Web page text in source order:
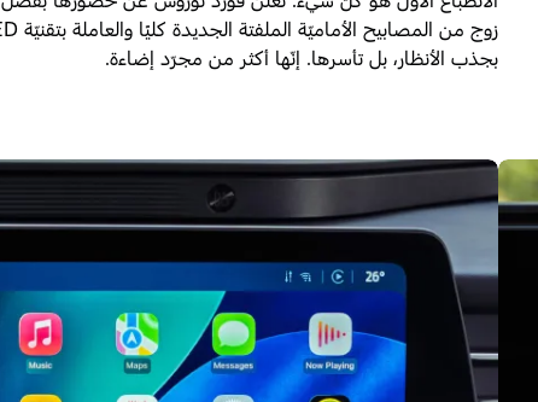
بجذب الأنظار، بل تأسرها. إنّها أكثر من مجرّد إضاءة.